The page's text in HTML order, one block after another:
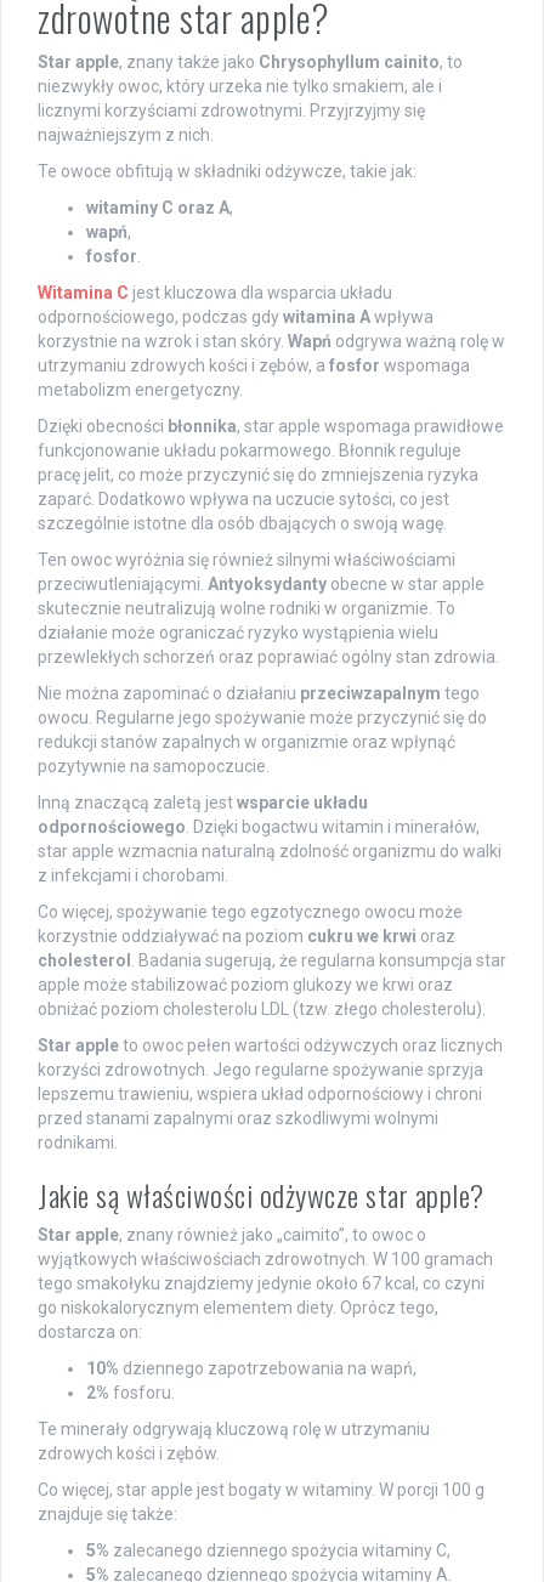
zdrowotne star apple?
Star apple, znany także jako Chrysophyllum cainito, to
niezwykły owoc, który urzeka nie tylko smakiem, ale i
licznymi korzyściami zdrowotnymi. Przyjrzyjmy się
najważniejszym z nich.
Te owoce obfitują w składniki odżywcze, takie jak:
witaminy C oraz A,
wapń,
fosfor
Witamina C jest kluczowa dla wsparcia układu
odpornościowego, podczas gdywitamina Awpływa
korzystnie na wzrok i stan skóry. Wapń odgrywa ważną rolę w
utrzymaniu zdrowych kości i zębów, a fosfor wspomaga
metabolizm energetyczny.
Dzięki obecności błonnika, star apple wspomaga prawidłowe
funkcjonowanie układu pokarmowego. Błonnik reguluje
pracę jelit, co może przyczynić się do zmniejszenia ryzyka
zaparć. Dodatkowo wpływa na uczucie sytości, co jest
szczególnie istotne dla osób dbających o swoją wagę.
Ten owoc wyróżnia się również silnymi właściwościami
przeciwutleniającymi. Antyoksydanty obecne w star apple
skutecznie neutralizują wolne rodniki w organizmie. To
działanie może ograniczać ryzyko wystąpienia wielu
przewlekłych schorzeń oraz poprawiać ogólny stan zdrowia.
Nie można zapominać o działaniu przeciwzapalnym tego
owocu. Regularne jego spożywanie może przyczynić się do
redukcji stanów zapalnych w organizmie oraz wpłynąć
pozytywnie na samopoczucie.
Inną znaczącą zaletą jestwsparcie układu
odpornościowego . Dzięki bogactwu witamin i minerałów,
star apple wzmacnia naturalną zdolność organizmu do walki
z infekcjami i chorobami.
Co więcej, spożywanie tego egzotycznego owocu może
korzystnie oddziaływać na poziom cukru we krwi oraz
cholesterol
. Badania sugerują, że regularna konsumpcja star
apple może stabilizować poziom glukozy we krwi oraz
obniżać poziom cholesterolu LDL (tzw. złego cholesterolu).
Star appleto owoc pełen wartości odżywczych oraz licznych
korzyści zdrowotnych. Jego regularne spożywanie sprzyja
lepszemu trawieniu, wspiera układ odpornościowy i chroni
przed stanami zapalnymi oraz szkodliwymi wolnymi
rodnikami.
Jakie są właściwości odżywcze star apple?
Star apple, znany również jako „caimito”, to owoc o
wyjątkowych właściwościach zdrowotnych. W 100 gramach
tego smakołyku znajdziemy jedynie około 67 kcal, co czyni
go niskokalorycznym elementem diety. Oprócz tego,
dostarcza on:
10% dziennego zapotrzebowania na wapń,
2% fosforu.
Te minerały odgrywają kluczową rolę w utrzymaniu
zdrowych kości i zębów.
Co więcej, star apple jest bogaty w witaminy. W porcji 100 g
znajduje się także:
5% zalecanego dziennego spożycia witaminy C,
5% zalecanego dziennego spożycia witaminy A.